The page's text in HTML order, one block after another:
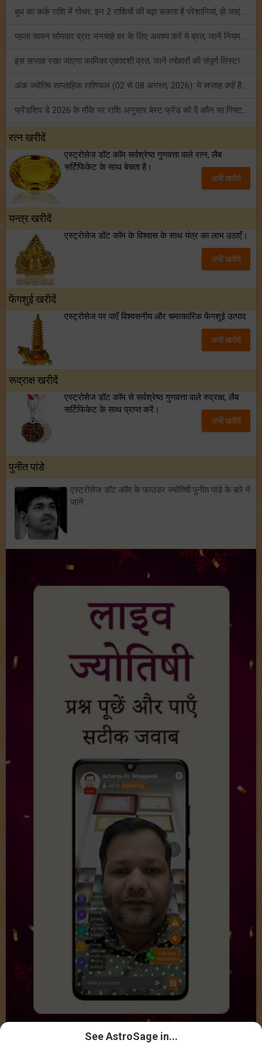
बुध का कर्क राशि में गोचर: इन 2 राशियों की बढ़ा सकता है परेशानियां, हो जाएं सावधान!
पहला सावन सोमवार व्रत: मनचाहे वर के लिए अवश्य करें ये व्रत, जानें नियम एवं पूजा विधि!
इस सप्ताह रखा जाएगा कामिका एकादशी व्रत, जानें त्योहारों की संपूर्ण लिस्ट!
अंक ज्योतिष साप्ताहिक राशिफल (02 से 08 अगस्त, 2026): ये सप्ताह क्यों है खास?
फ्रेंडशिप डे 2026 के मौके पर राशि अनुसार बेस्ट फ्रेंड को दें कौन सा गिफ्ट? जानें
शनि साढ़े साती और ढैय्या से परेशान हैं? शनि कृपा के लिए अवश्य करें शनिवार व्रत!
रत्न खरीदें
एस्ट्रोसेज डॉट कॉम सर्वश्रेष्ठ गुणवत्ता वाले रत्न, लैब
सर्टिफिकेट के साथ बेचता है।
अभी खरीदें
यन्त्र खरीदें
एस्ट्रोसेज डॉट कॉम के विश्वास के साथ यंत्र का लाभ उठाएँ।
अभी खरीदें
फेंगशुई खरीदें
एस्ट्रोसेज पर पाएँ विश्वसनीय और चमत्कारिक फेंगशुई उत्पाद
अभी खरीदें
रूद्राक्ष खरीदें
एस्ट्रोसेज डॉट कॉम से सर्वश्रेष्ठ गुणवत्ता वाले रुद्राक्ष, लैब
सर्टिफिकेट के साथ प्राप्त करें।
अभी खरीदें
पुनीत पांडे
एस्ट्रोसेज डॉट कॉम के फाउंडर ज्योतिषी पुनीत पांडे के बारे में
जानें
See AstroSage in...